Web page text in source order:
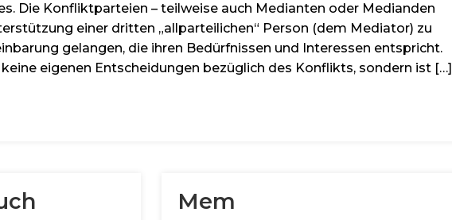
Die Konfliktparteien – teilweise auch Medianten oder Medianden
einer dritten „allparteilichen“ Person (dem Mediator) zu
gelangen, die ihren Bedürfnissen und Interessen entspricht.
eigenen Entscheidungen bezüglich des Konflikts, sondern ist […]
Mem